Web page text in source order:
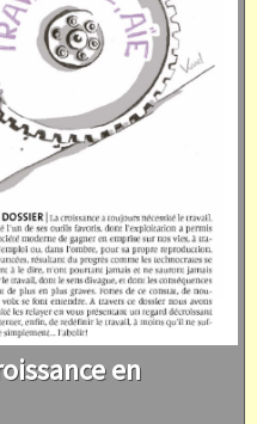
en